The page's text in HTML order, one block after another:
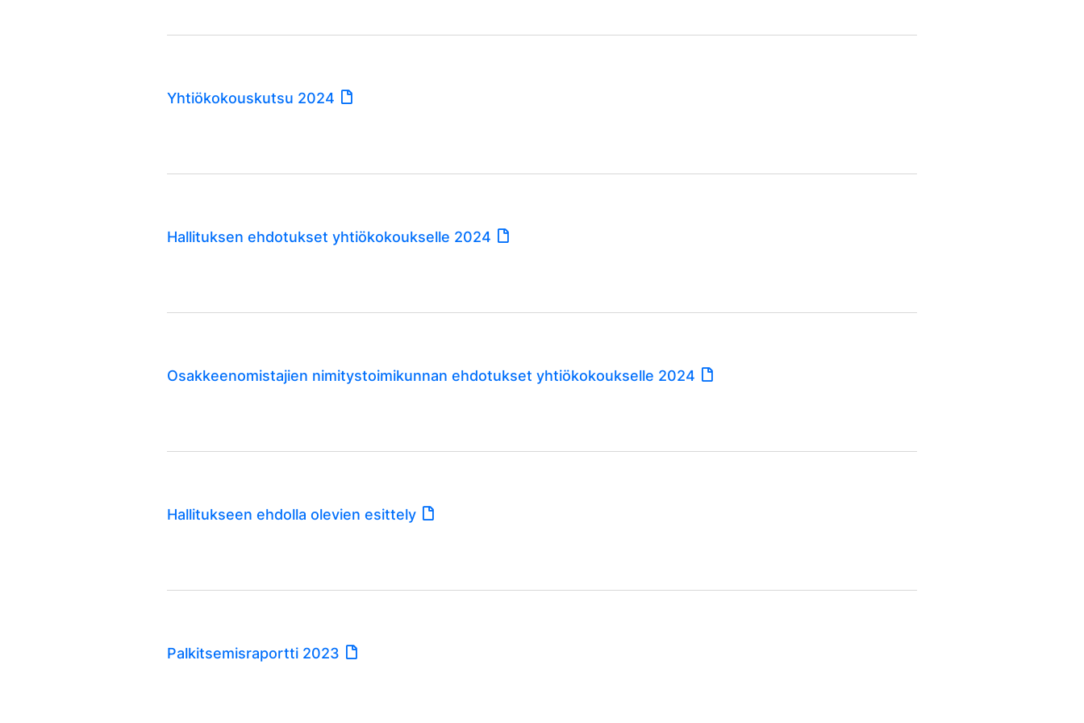
Yhtiökokouskutsu 2024
Hallituksen ehdotukset yhtiökokoukselle 2024
Osakkeenomistajien nimitystoimikunnan ehdotukset yhtiökokoukselle 2024
Hallitukseen ehdolla olevien esittely
Palkitsemisraportti 2023